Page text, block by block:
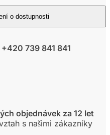
739 841 841
objednávek za 12 let
s našimi zákazníky